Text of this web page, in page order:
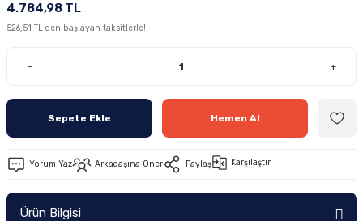
4.784,98 TL
526,51 TL den başlayan taksitlerle!
- +
Sepete Ekle Hemen Al
Yorum Yaz Arkadaşına Öner Paylaş Karşılaştır
Ürün Bilgisi